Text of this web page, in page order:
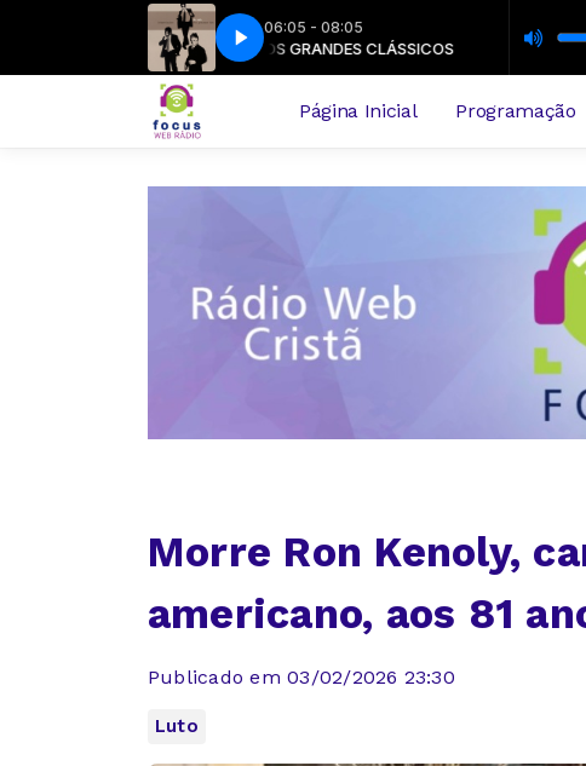
06:05 - 08:05
CLÁSSICOS OS GRANDES CLÁSSICOS
DC Talk - Consume Me
Página Inicial Programação
Morre Ron Kenoly,
americano, aos 81
Publicado em 03/02/2026 23:30
Luto